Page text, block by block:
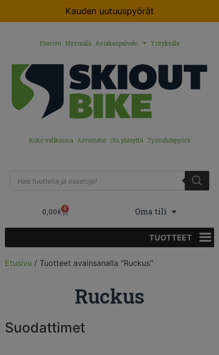
Kauden uutuuspyörät
Etusivu Myymälä Asiakaspalvelu Yrityksille
Koko valikoima Arvostelut Ota yhteyttä Työsuhdepyörä
0,00€ 0 Oma tili
TUOTTEET
Etusivu / Tuotteet avainsanalla “Ruckus”
Ruckus
Suodattimet